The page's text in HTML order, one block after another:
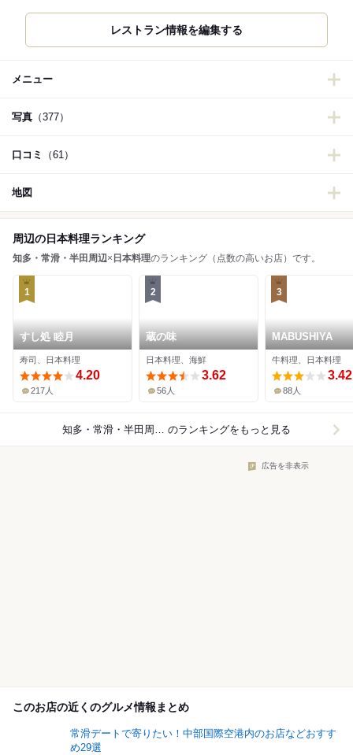
レストラン情報を編集する
メニュー
写真 （377）
口コミ （61）
地図
周辺の日本料理ランキング
知多・常滑・半田周辺× 日本料理のランキング（点数の高いお店）です。
1
すし処 睦月
寿司、日本料理
4.20
217人
2
蔵の味
日本料理、海鮮
3.62
56人
3
MABUSHIYA
牛料理、日本料理
3.42
88人
知多・常滑・半田周辺×日本料理 のランキングをもっと見る
広告を非表示
このお店の近くのグルメ情報まとめ
常滑デートで寄りたい！中部国際空港内のお店などおすす
め29選